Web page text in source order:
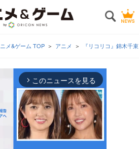
メ&ゲーム TOP アニメ 『リコリコ』錦木千
arrow_forward_ios このニュースを見る